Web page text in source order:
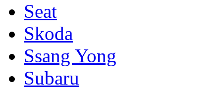
Seat
Skoda
Ssang Yong
Subaru